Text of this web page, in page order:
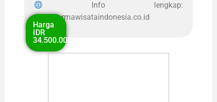
Info lengkap:
www.darmawisataindonesia.co.id
Harga
IDR
34.500.000